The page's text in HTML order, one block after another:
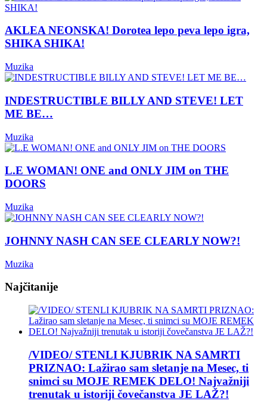
AKLEA NEONSKA! Dorotea lepo peva lepo igra,
SHIKA SHIKA!
Muzika
INDESTRUCTIBLE BILLY AND STEVE! LET
ME BE…
Muzika
L.E WOMAN! ONE and ONLY JIM on THE
DOORS
Muzika
JOHNNY NASH CAN SEE CLEARLY NOW?!
Muzika
Najčitanije
/VIDEO/ STENLI KJUBRIK NA SAMRTI
PRIZNAO: Lažirao sam sletanje na Mesec, ti
snimci su MOJE REMEK DELO! Najvažniji
trenutak u istoriji čovečanstva JE LAŽ?!